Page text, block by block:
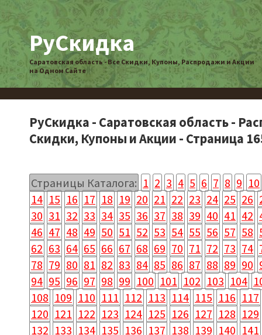
РуСкидка
Саратовская область - Все Скидки, Купоны, Распродажи и Акции
на Одном Сайте
РуСкидка - Саратовская область -
Скидки, Купоны и Акции - Страница
Страницы Каталога: 1 2 3 4 5 6 7 8 9 10
14 15 16 17 18 19 20 21 22 23 24 25 26
30 31 32 33 34 35 36 37 38 39 40 41 42
46 47 48 49 50 51 52 53 54 55 56 57 58
62 63 64 65 66 67 68 69 70 71 72 73 74
78 79 80 81 82 83 84 85 86 87 88 89 90
94 95 96 97 98 99 100 101 102 103 104
108 109 110 111 112 113 114 115 116 117
120 121 122 123 124 125 126 127 128 129
132 133 134 135 136 137 138 139 140 141